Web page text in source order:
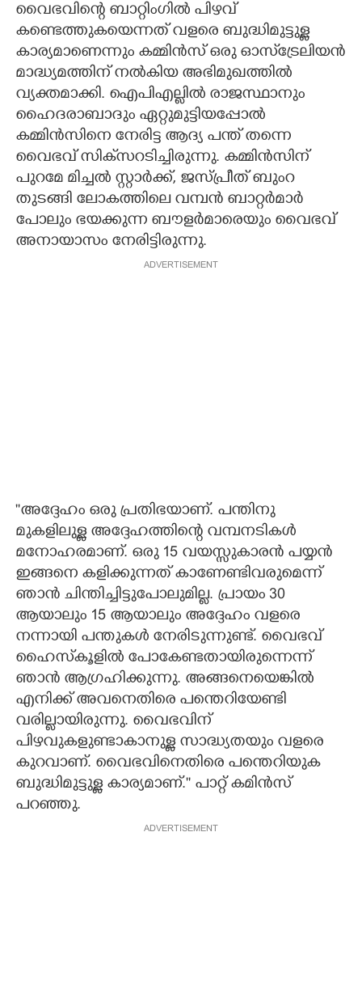
വൈഭവിന്റെ ബാറ്റിംഗില്‍ പിഴവ്
കണ്ടെത്തുകയെന്നത് വളരെ ബുദ്ധിമുട്ടുള്ള
കാര്യമാണെന്നും കമ്മിന്‍സ് ഒരു ഓസ്‌ട്രേലിയന്‍
മാദ്ധ്യമത്തിന് നല്‍കിയ അഭിമുഖത്തില്‍
വ്യക്തമാക്കി. ഐപിഎല്ലില്‍ രാജസ്ഥാനും
ഹൈദരാബാദും ഏറ്റുമുട്ടിയപ്പോല്‍
കമ്മിന്‍സിനെ നേരിട്ട ആദ്യ പന്ത് തന്നെ
വൈഭവ് സിക്‌സറടിച്ചിരുന്നു. കമ്മിന്‍സിന്
പുറമേ മിച്ചല്‍ സ്റ്റാര്‍ക്ക്, ജസ്പ്രീത് ബുംറ
തുടങ്ങി ലോകത്തിലെ വമ്പന്‍ ബാറ്റര്‍മാര്‍
പോലും ഭയക്കുന്ന ബൗളര്‍മാരെയും വൈഭവ്
അനായാസം നേരിട്ടിരുന്നു.
ADVERTISEMENT
''അദ്ദേഹം ഒരു പ്രതിഭയാണ്. പന്തിനു
മുകളിലുള്ള അദ്ദേഹത്തിന്റെ വമ്പനടികള്‍
മനോഹരമാണ്. ഒരു 15 വയസ്സുകാരന്‍ പയ്യന്‍
ഇങ്ങനെ കളിക്കുന്നത് കാണേണ്ടിവരുമെന്ന്
ഞാന്‍ ചിന്തിച്ചിട്ടുപോലുമില്ല. പ്രായം 30
ആയാലും 15 ആയാലും അദ്ദേഹം വളരെ
നന്നായി പന്തുകള്‍ നേരിടുന്നുണ്ട്. വൈഭവ്
ഹൈസ്‌കൂളില്‍ പോകേണ്ടതായിരുന്നെന്ന്
ഞാന്‍ ആഗ്രഹിക്കുന്നു. അങ്ങനെയെങ്കില്‍
എനിക്ക് അവനെതിരെ പന്തെറിയേണ്ടി
വരില്ലായിരുന്നു. വൈഭവിന്
പിഴവുകളുണ്ടാകാനുള്ള സാദ്ധ്യതയും വളരെ
കുറവാണ്. വൈഭവിനെതിരെ പന്തെറിയുക
ബുദ്ധിമുട്ടുള്ള കാര്യമാണ്.'' പാറ്റ് കമിന്‍സ്
പറഞ്ഞു.
ADVERTISEMENT